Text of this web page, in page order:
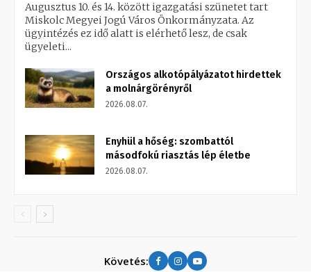
Augusztus 10. és 14. között igazgatási szünetet tart
Miskolc Megyei Jogú Város Önkormányzata. Az
ügyintézés ez idő alatt is elérhető lesz, de csak
ügyeleti...
Országos alkotópályázatot hirdettek
a molnárgörényről
2026.08.07.
Enyhül a hőség: szombattól
másodfokú riasztás lép életbe
2026.08.07.
Követés: